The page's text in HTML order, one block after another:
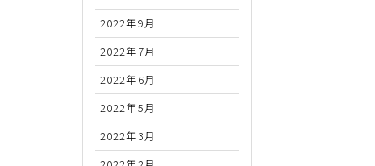
2022年9月
2022年7月
2022年6月
2022年5月
2022年3月